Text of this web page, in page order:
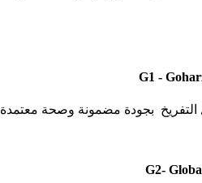
G1 -
بجودة مضمونة وصحة معتمدة